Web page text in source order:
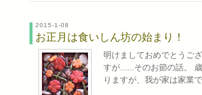
2015-1-08
お正月は食いしん坊の始まり！
明けましておめでとうご
すが......そのお節の話。
りますが、我が家は家業